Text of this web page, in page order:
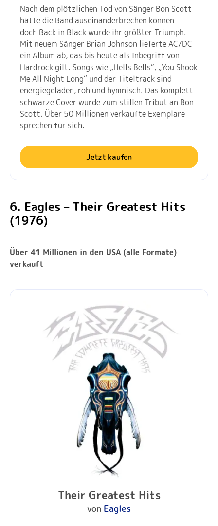
Nach dem plötzlichen Tod von Sänger Bon Scott
hätte die Band auseinanderbrechen können –
doch Back in Black wurde ihr größter Triumph.
Mit neuem Sänger Brian Johnson lieferte AC/DC
ein Album ab, das bis heute als Inbegriff von
Hardrock gilt. Songs wie „Hells Bells“, „You Shook
Me All Night Long“ und der Titeltrack sind
energiegeladen, roh und hymnisch. Das komplett
schwarze Cover wurde zum stillen Tribut an Bon
Scott. Über 50 Millionen verkaufte Exemplare
sprechen für sich.
Jetzt kaufen
6. Eagles – Their Greatest Hits
(1976)
Über 41 Millionen in den USA (alle Formate)
verkauft
Their Greatest Hits
von Eagles